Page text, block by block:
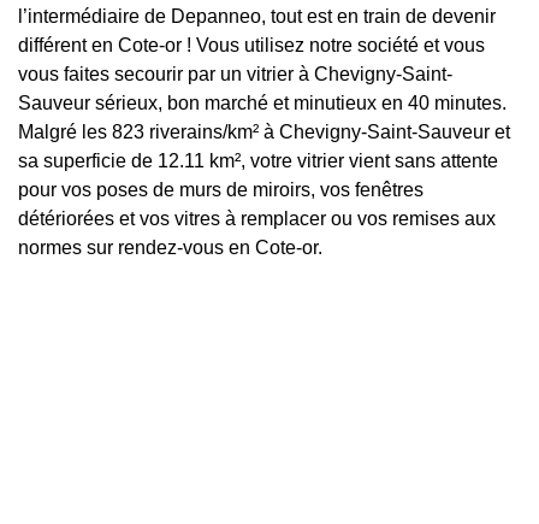
l’intermédiaire de Depanneo, tout est en train de devenir
différent en Cote-or ! Vous utilisez notre société et vous
vous faites secourir par un vitrier à Chevigny-Saint-
Sauveur sérieux, bon marché et minutieux en 40 minutes.
Malgré les 823 riverains/km² à Chevigny-Saint-Sauveur et
sa superficie de 12.11 km², votre vitrier vient sans attente
pour vos poses de murs de miroirs, vos fenêtres
détériorées et vos vitres à remplacer ou vos remises aux
normes sur rendez-vous en Cote-or.